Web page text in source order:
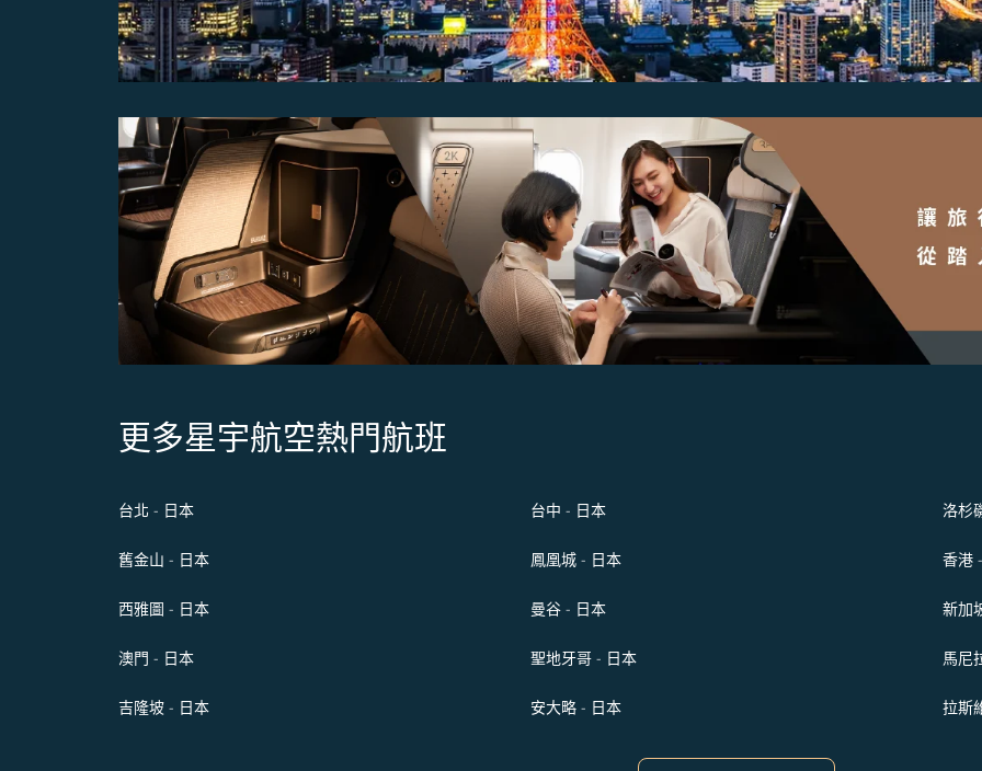
更多星宇航空熱門航班
台北 - 日本 台中 - 日本 洛杉
舊金山 - 日本 鳳凰城 - 日本 香港
西雅圖 - 日本 曼谷 - 日本 新加
澳門 - 日本 聖地牙哥 - 日本 馬尼
吉隆坡 - 日本 安大略 - 日本 拉斯